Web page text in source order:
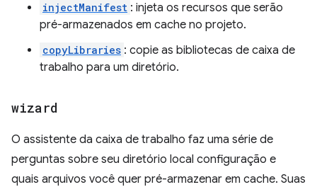
injectManifest : injeta os recursos que serão
pré-armazenados em cache no projeto.
copyLibraries : copie as bibliotecas de caixa de
trabalho para um diretório.
wizard
O assistente da caixa de trabalho faz uma série de
perguntas sobre seu diretório local configuração e
quais arquivos você quer pré-armazenar em cache. Suas